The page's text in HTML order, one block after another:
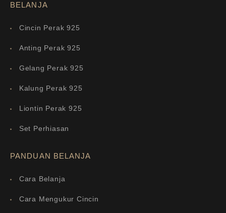
BELANJA
Cincin Perak 925
Anting Perak 925
Gelang Perak 925
Kalung Perak 925
Liontin Perak 925
Set Perhiasan
PANDUAN BELANJA
Cara Belanja
Cara Mengukur Cincin